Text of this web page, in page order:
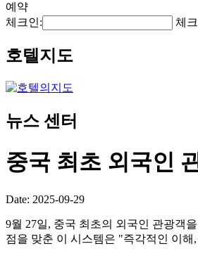
예약
체크인:
체
호텔지도
뉴스 센터
중국 최초 외국인
Date: 2025-09-29
9월 27일, 중국 최초의 외국인 관광객
점을 맞춘 이 시스템은 "즉각적인 이